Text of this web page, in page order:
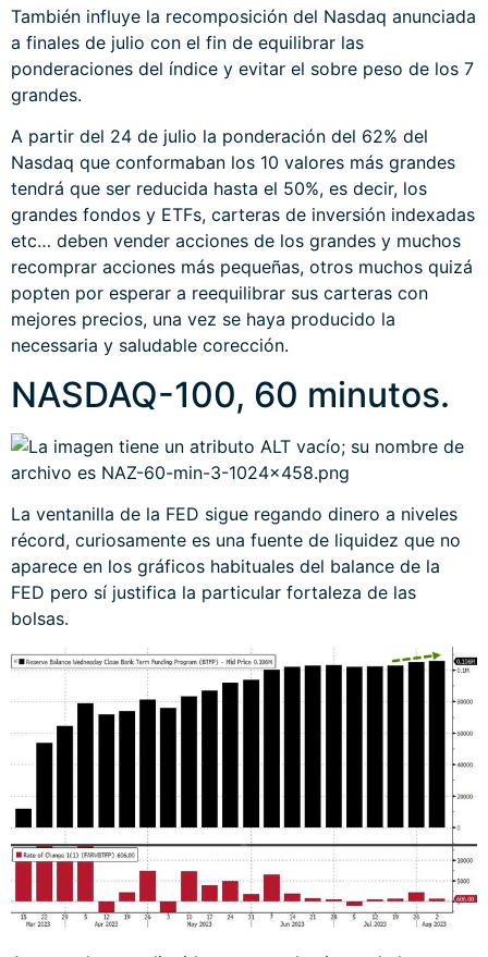
También influye la recomposición del Nasdaq anunciada
a finales de julio con el fin de equilibrar las
ponderaciones del índice y evitar el sobre peso de los 7
grandes.
A partir del 24 de julio la ponderación del 62% del
Nasdaq que conformaban los 10 valores más grandes
tendrá que ser reducida hasta el 50%, es decir, los
grandes fondos y ETFs, carteras de inversión indexadas
etc… deben vender acciones de los grandes y muchos
recomprar acciones más pequeñas, otros muchos quizá
popten por esperar a reequilibrar sus carteras con
mejores precios, una vez se haya producido la
necessaria y saludable corección.
NASDAQ-100, 60 minutos.
La ventanilla de la FED sigue regando dinero a niveles
récord, curiosamente es una fuente de liquidez que no
aparece en los gráficos habituales del balance de la
FED pero sí justifica la particular fortaleza de las
bolsas.